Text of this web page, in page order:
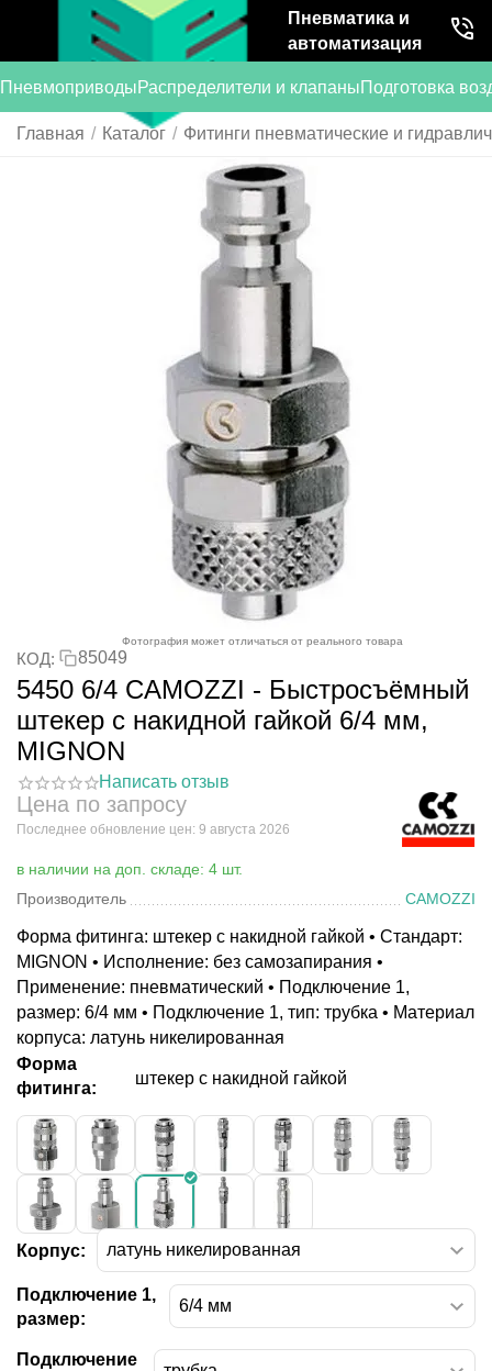
Пневматика и
автоматизация
ПневмоприводыРаспределители и клапаныПодготовка
Главная / Каталог / Фитинги пневматические и
Фотография может отличаться от реального товара
КОД: 85049
5450 6/4 CAMOZZI - Быстросъёмный
штекер с накидной гайкой 6/4 мм,
MIGNON
Написать отзыв
Цена по запросу
Последнее обновление цен: 9 августа 2026
в наличии на доп. складе: 4 шт.
Производитель
CAMOZZI
Форма фитинга: штекер с накидной гайкой • Стандарт:
MIGNON • Исполнение: без самозапирания •
Применение: пневматический • Подключение 1,
размер: 6/4 мм • Подключение 1, тип: трубка • Материал
корпуса: латунь никелированная
Форма
фитинга:
штекер с накидной гайкой
Корпус:
Подключение 1,
размер:
Подключение